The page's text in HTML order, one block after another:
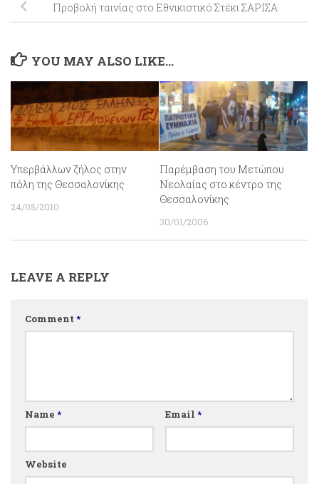
Προβολή ταινίας στο Εθνικιστικό Στέκι ΣΑΡΙΣΑ
YOU MAY ALSO LIKE...
Υπερβάλλων ζήλος στην
πόλη της Θεσσαλονίκης
24/05/2010
Παρέμβαση του Μετώπου
Νεολαίας στο κέντρο της
Θεσσαλονίκης
30/01/2006
LEAVE A REPLY
Comment *
Name * Email *
Website